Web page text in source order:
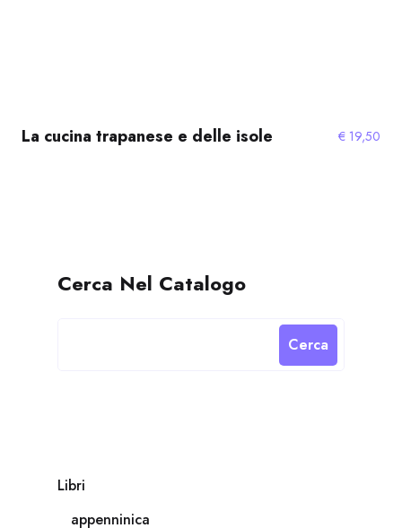
La cucina trapanese e delle isole € 19,50
Cerca Nel Catalogo
Cerca
Libri
appenninica